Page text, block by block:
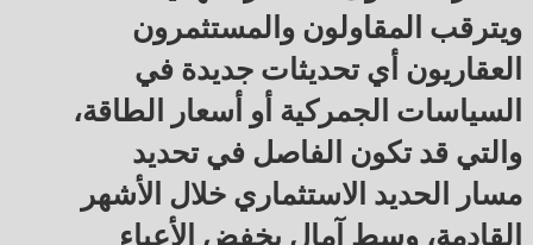
ويترقب المقاولون والمستثمرون
العقاريون أي تحديثات جديدة في
السياسات الجمركية أو أسعار الطاقة،
والتي قد تكون الفاصل في تحديد
مسار الحديد الاستثماري خلال الأشهر
القادمة، وسط آمال بخفض الأعباء